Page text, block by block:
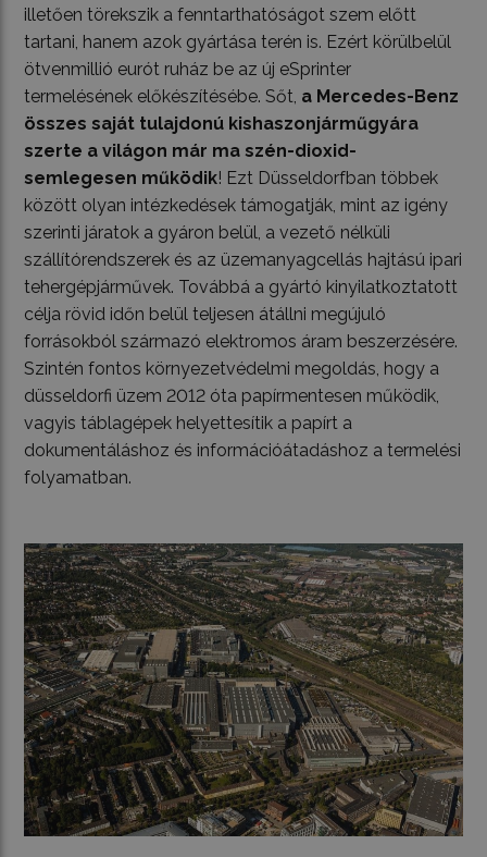
illetően törekszik a fenntarthatóságot szem előtt
tartani, hanem azok gyártása terén is. Ezért körülbelül
ötvenmillió eurót ruház be az új eSprinter
termelésének előkészítésébe. Sőt, a Mercedes-Benz
összes saját tulajdonú kishaszonjárműgyára
szerte a világon már ma szén-dioxid-
semlegesen működik! Ezt Düsseldorfban többek
között olyan intézkedések támogatják, mint az igény
szerinti járatok a gyáron belül, a vezető nélküli
szállítórendszerek és az üzemanyagcellás hajtású ipari
tehergépjárművek. Továbbá a gyártó kinyilatkoztatott
célja rövid időn belül teljesen átállni megújuló
forrásokból származó elektromos áram beszerzésére.
Szintén fontos környezetvédelmi megoldás, hogy a
düsseldorfi üzem 2012 óta papírmentesen működik,
vagyis táblagépek helyettesítik a papírt a
dokumentáláshoz és információátadáshoz a termelési
folyamatban.